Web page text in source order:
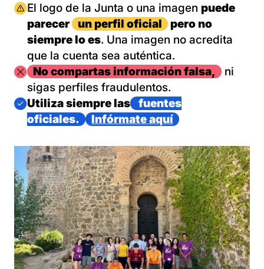
Imagen
El logo de la Junta o una imagen puede
parecer
un perfil oficial
pero no
siempre lo es. Una imagen no acredita
que la cuenta sea auténtica.
ImagenNo compartas información falsa,
ni
sigas perfiles fraudulentos.
Imagen
Utiliza siempre las
fuentes
oficiales.
Infórmate aquí